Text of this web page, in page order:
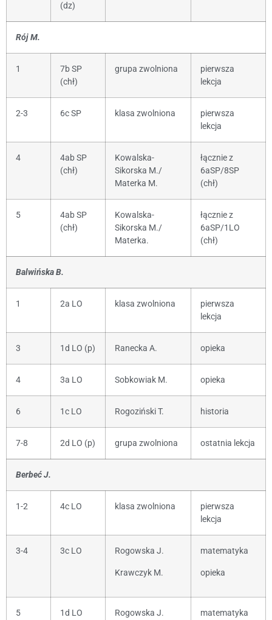
(dz)
Rój M.
1
7b SP
(chł)
grupa zwolniona
pierwsza
lekcja
2-3 6c SP klasa zwolniona
pierwsza
lekcja
4
4ab SP
(chł)
Kowalska-
Sikorska M./
Materka M.
łącznie z
6aSP/8SP
(chł)
5
4ab SP
(chł)
Kowalska-
Sikorska M./
Materka.
łącznie z
6aSP/1LO
(chł)
Balwińska B.
1 2a LO klasa zwolniona
pierwsza
lekcja
3 1d LO (p) Ranecka A. opieka
4 3a LO Sobkowiak M. opieka
6 1c LO Rogoziński T. historia
7-8 2d LO (p) grupa zwolniona ostatnia lekcja
Berbeć J.
1-2 4c LO klasa zwolniona
pierwsza
lekcja
3-4 3c LO Rogowska J.
Krawczyk M.
matematyka
opieka
5 1d LO Rogowska J. matematyka